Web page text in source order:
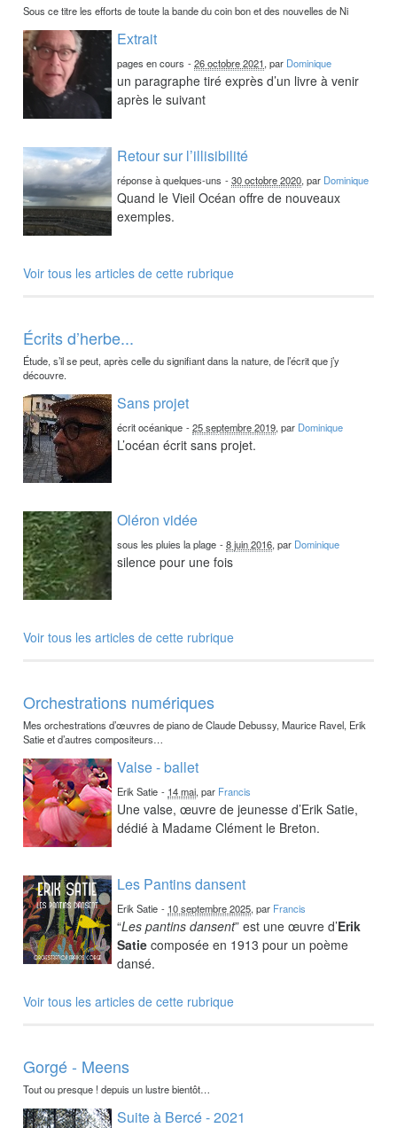
Sous ce titre les efforts de toute la bande du coin bon et des nouvelles de Ni
Extrait
pages en cours -26 octobre 2021, par Dominique
un paragraphe tiré exprès d’un livre à venir
après le suivant
Retour sur l’illisibilité
réponse à quelques-uns -30 octobre 2020, par Dominique
Quand le Vieil Océan offre de nouveaux
exemples.
Voir tous les articles de cette rubrique
Écrits d’herbe...
Étude, s’il se peut, après celle du signifiant dans la nature, de l’écrit que j’y
découvre.
Sans projet
écrit océanique -25 septembre 2019, par Dominique
L’océan écrit sans projet.
Oléron vidée
sous les pluies la plage -8 juin 2016, par Dominique
silence pour une fois
Voir tous les articles de cette rubrique
Orchestrations numériques
Mes orchestrations d’œuvres de piano de Claude Debussy, Maurice Ravel, Erik
Satie et d’autres compositeurs…
Valse - ballet
Erik Satie - 14 mai, par Francis
Une valse, œuvre de jeunesse d’Erik Satie,
dédié à Madame Clément le Breton.
Les Pantins dansent
Erik Satie - 10 septembre 2025, par Francis
“Les pantins dansent” est une œuvre d’Erik
Satie composée en 1913 pour un poème
dansé.
Voir tous les articles de cette rubrique
Gorgé - Meens
Tout ou presque ! depuis un lustre bientôt…
Suite à Bercé - 2021